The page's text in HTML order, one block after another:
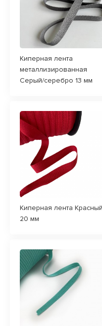
Киперная лента
металлизированная
Серый/серебро 13 мм
Киперная лента Красный
20 мм